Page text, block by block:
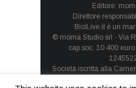
Editore:
Direttore
BiciLive.it è un
© moma Studio srl - Via
cap.soc. 10.400 euro
Società iscritta alla